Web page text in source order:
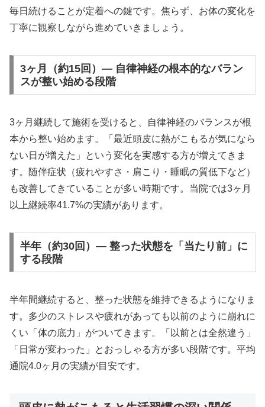
毎日続けることが定着への鍵です。焦らず、お体の変化を
丁寧に観察しながら進めていきましょう。
3ヶ月（約15回）— 自律神経の根本的なバラン
スが整い始める段階
3ヶ月継続して施術を受けると、自律神経のバランスが根
本から整い始めます。「最近頭皮に熱がこもるが気になら
ない日が増えた」という変化を実感する方が増えてきま
す。随伴症状（疲れやすさ・肩こり・睡眠の質低下など）
も改善してきていることが多い時期です。当院では3ヶ月
以上継続率41.7%の実績があります。
半年（約30回）— 整った状態を「当たり前」に
する段階
半年間継続すると、整った状態を維持できるようになりま
す。多少のストレスや疲れがあっても以前のように崩れに
くい「体の底力」がついてきます。「以前とは全然違う」
「日常が変わった」とおっしゃる方が多い段階です。平均
通院4.0ヶ月の実績が目安です。